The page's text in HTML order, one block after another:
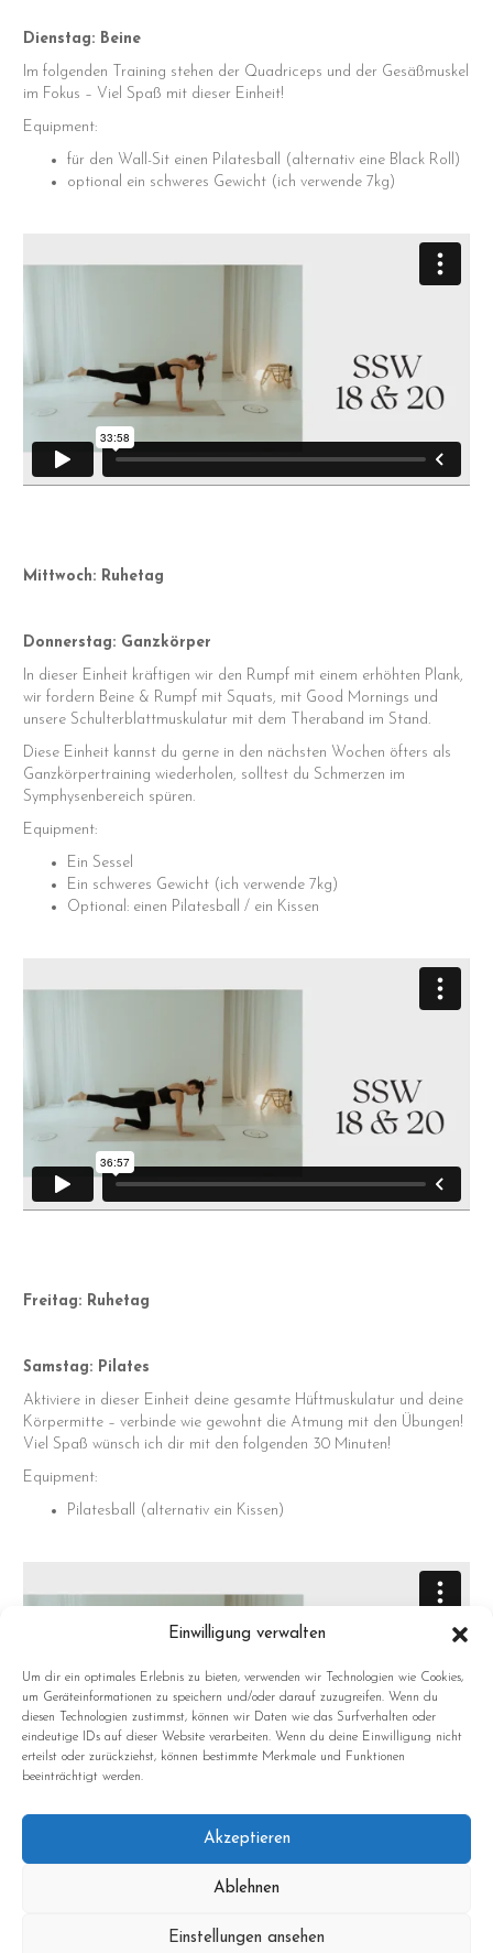
Einwilligung verwalten
Um dir ein optimales Erlebnis zu bieten, verwenden wir Technologien wie Cookies,
um Geräteinformationen zu speichern und/oder darauf zuzugreifen. Wenn du
diesen Technologien zustimmst, können wir Daten wie das Surfverhalten oder
eindeutige IDs auf dieser Website verarbeiten. Wenn du deine Einwilligung nicht
erteilst oder zurückziehst, können bestimmte Merkmale und Funktionen
beeinträchtigt werden.
Akzeptieren
Ablehnen
Einstellungen ansehen
Dienstag: Beine
Im folgenden Training stehen der Quadriceps und der Gesäßmuskel
im Fokus – Viel Spaß mit dieser Einheit!
Equipment:
für den Wall-Sit einen Pilatesball (alternativ eine Black Roll)
optional ein schweres Gewicht (ich verwende 7kg)
Mittwoch: Ruhetag
Donnerstag: Ganzkörper
In dieser Einheit kräftigen wir den Rumpf mit einem erhöhten Plank,
wir fordern Beine & Rumpf mit Squats, mit Good Mornings und
unsere Schulterblattmuskulatur mit dem Theraband im Stand.
Diese Einheit kannst du gerne in den nächsten Wochen öfters als
Ganzkörpertraining wiederholen, solltest du Schmerzen im
Symphysenbereich spüren.
Equipment:
Ein Sessel
Ein schweres Gewicht (ich verwende 7kg)
Optional: einen Pilatesball / ein Kissen
Freitag: Ruhetag
Samstag: Pilates
Aktiviere in dieser Einheit deine gesamte Hüftmuskulatur und deine
Körpermitte – verbinde wie gewohnt die Atmung mit den Übungen!
Viel Spaß wünsch ich dir mit den folgenden 30 Minuten!
Equipment:
Pilatesball (alternativ ein Kissen)